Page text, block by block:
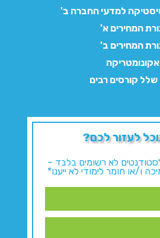
למדעי החברה ב'
המחירים א'
המחירים ב'
אקונומטריקה
שלל קורסים רבים
לעזור לכם?
לא רשומים בלבד –
ו/או חומר לימודי לא ייענו*